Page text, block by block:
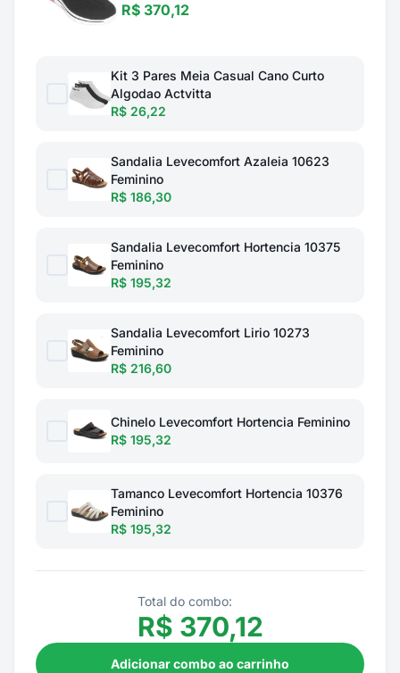
R$ 370,12
Kit 3 Pares Meia Casual Cano Curto
Algodao Actvitta
R$ 26,22
Sandalia Levecomfort Azaleia 10623
Feminino
R$ 186,30
Sandalia Levecomfort Hortencia 10375
Feminino
R$ 195,32
Sandalia Levecomfort Lirio 10273
Feminino
R$ 216,60
Chinelo Levecomfort Hortencia Feminino
R$ 195,32
Tamanco Levecomfort Hortencia 10376
Feminino
R$ 195,32
Total do combo:
R$ 370,12
Adicionar combo ao carrinho